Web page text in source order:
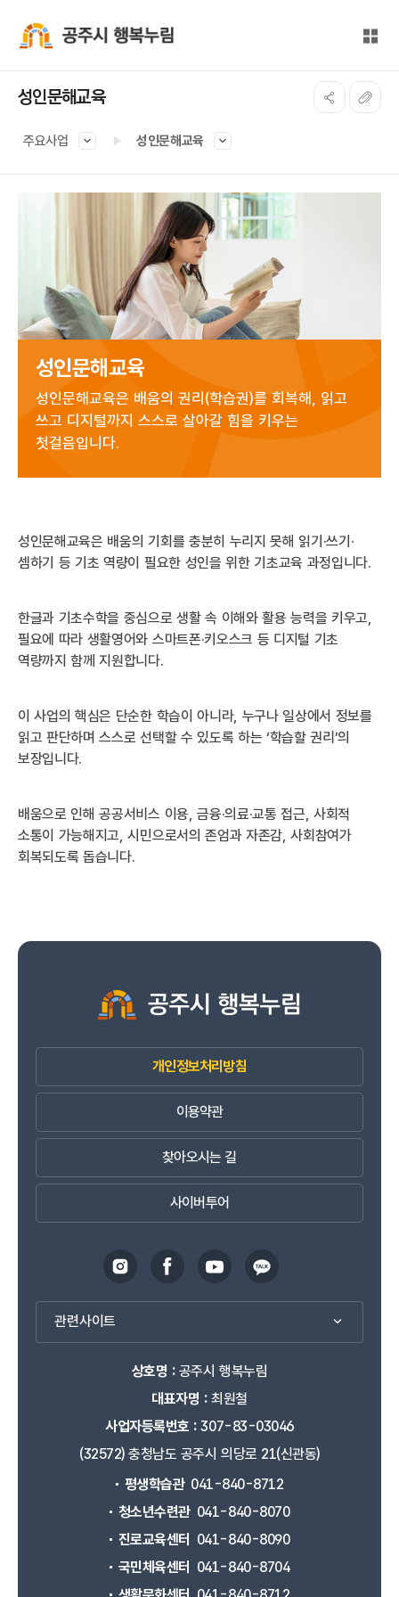
전체
성인문해교육
주요사업 성인문해교육
성인문해교육
성인문해교육은 배움의 권리(학습권)를 회복해, 읽고
쓰고 디지털까지 스스로 살아갈 힘을 키우는
첫걸음입니다.
성인문해교육은 배움의 기회를 충분히 누리지 못해 읽기·쓰기·
셈하기 등 기초 역량이 필요한 성인을 위한 기초교육 과정입니다.
한글과 기초수학을 중심으로 생활 속 이해와 활용 능력을 키우고,
필요에 따라 생활영어와 스마트폰·키오스크 등 디지털 기초
역량까지 함께 지원합니다.
이 사업의 핵심은 단순한 학습이 아니라, 누구나 일상에서 정보를
읽고 판단하며 스스로 선택할 수 있도록 하는 ‘학습할 권리’의
보장입니다.
배움으로 인해 공공서비스 이용, 금융·의료·교통 접근, 사회적
소통이 가능해지고, 시민으로서의 존엄과 자존감, 사회참여가
회복되도록 돕습니다.
개인정보처리방침
이용약관
찾아오시는 길
사이버투어
관련사이트
상호명 :공주시 행복누림
대표자명 :최원철
사업자등록번호 :307-83-03046
(32572) 충청남도 공주시 의당로 21(신관동)
평생학습관 041-840-8712
청소년수련관 041-840-8070
진로교육센터
041-840-8090
국민체육센터
041-840-8704